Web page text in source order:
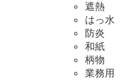
遮熱
はっ水
防炎
和紙
柄物
業務用